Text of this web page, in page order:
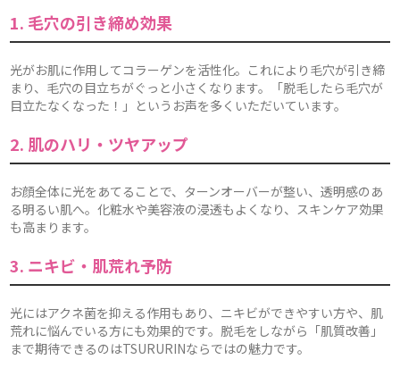
1. 毛穴の引き締め効果
光がお肌に作用してコラーゲンを活性化。これにより毛穴が引き締
まり、毛穴の目立ちがぐっと小さくなります。「脱毛したら毛穴が
目立たなくなった！」というお声を多くいただいています。
2. 肌のハリ・ツヤアップ
お顔全体に光をあてることで、ターンオーバーが整い、透明感のあ
る明るい肌へ。化粧水や美容液の浸透もよくなり、スキンケア効果
も高まります。
3. ニキビ・肌荒れ予防
光にはアクネ菌を抑える作用もあり、ニキビができやすい方や、肌
荒れに悩んでいる方にも効果的です。脱毛をしながら「肌質改善」
まで期待できるのはTSURURINならではの魅力です。